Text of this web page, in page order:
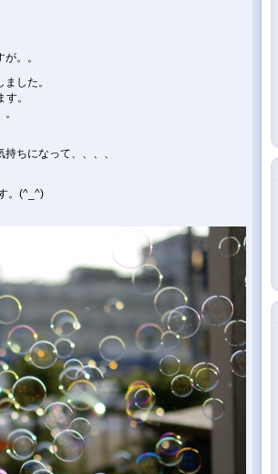
。。
した。
。
ちになって、、、、
。(^_^)